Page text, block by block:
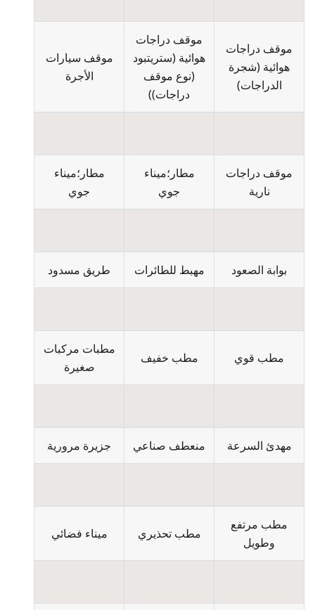
موقف دراجات
هوائية (شجرة
الدراجات)
موقف دراجات
هوائية (ستريتبود
(نوع موقف
دراجات))
موقف سيارات
الأجرة
موقف دراجات
نارية
مطار؛ميناء
جوي
مطار؛ميناء
جوي
بوابة الصعود مهبط للطائرات طريق مسدود
مطب قوي مطب خفيف
مطبات مركبات
صغيرة
مهدئ السرعة منعطف صناعي جزيرة مرورية
مطب مرتفع
وطويل
مطب تحذيري ميناء فضائي